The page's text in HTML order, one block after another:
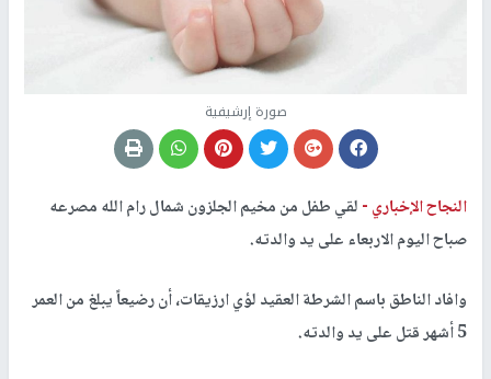
صورة إرشيفية
النجاح الإخباري -لقي طفل من مخيم الجلزون شمال رام الله مصرعه
صباح اليوم الاربعاء على يد والدته.
وافاد الناطق باسم الشرطة العقيد لؤي ارزيقات، أن رضيعاً يبلغ من العمر
5 أشهر قتل على يد والدته.